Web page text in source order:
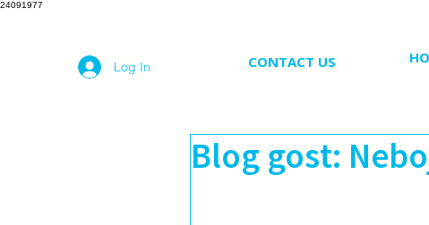
24091977
Log In CONTACT US
Blog gost: